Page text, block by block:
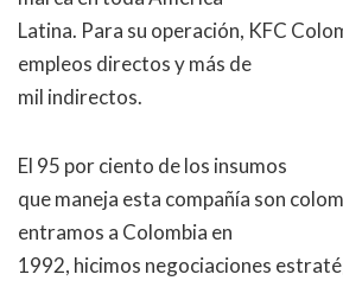
Latina. Para su operación, KFC
empleos directos y más de
mil indirectos.
El 95 por ciento de los insumos
que maneja esta compañía son
entramos a Colombia en
1992, hicimos negociaciones